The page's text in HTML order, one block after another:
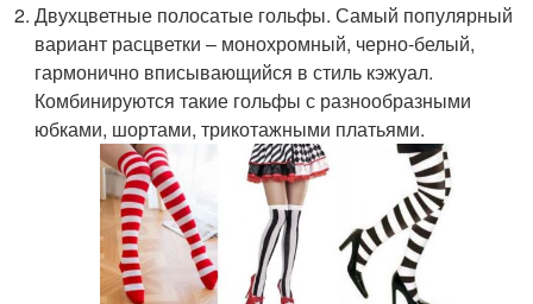
Двухцветные полосатые гольфы. Самый популярный
вариант расцветки – монохромный, черно-белый,
гармонично вписывающийся в стиль кэжуал.
Комбинируются такие гольфы с разнообразными
юбками, шортами, трикотажными платьями.